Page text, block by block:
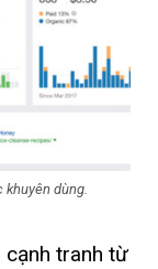
dùng.
cạnh tranh từ